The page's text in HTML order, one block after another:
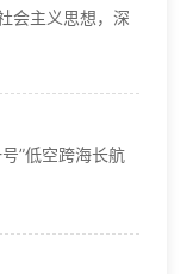
会主义思想，深
”低空跨海长航